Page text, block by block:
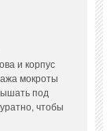
и корпус
мокроты
под
чтобы